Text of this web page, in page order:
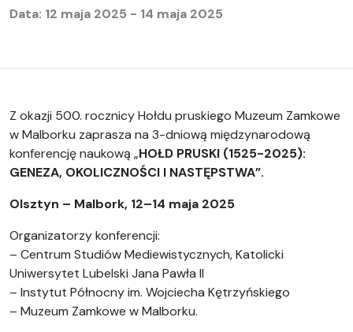
Data: 12 maja 2025 - 14 maja 2025
Z okazji 500. rocznicy Hołdu pruskiego Muzeum Zamkowe
w Malborku zaprasza na 3-dniową międzynarodową
konferencję naukową „HOŁD PRUSKI (1525-2025):
GENEZA, OKOLICZNOŚCI I NASTĘPSTWA”.
Olsztyn – Malbork, 12–14 maja 2025
Organizatorzy konferencji:
– Centrum Studiów Mediewistycznych, Katolicki
Uniwersytet Lubelski Jana Pawła II
– Instytut Północny im. Wojciecha Kętrzyńskiego
– Muzeum Zamkowe w Malborku.